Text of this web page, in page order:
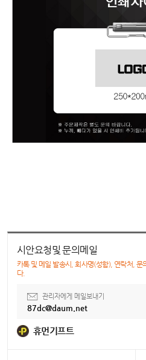
시안요청및 문의메일
카톡 및 메일 발송시, 회사명(성함), 연락처, 문
다.
관리자에게 메일보내기
87dc@daum.net
휴먼기프트